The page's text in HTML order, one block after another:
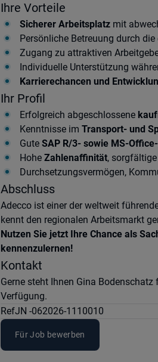
Ihre Vorteile
Sicherer Arbeitsplatz mit
Persönliche Betreuung durch die
Zugang zu attraktiven
Individuelle Unterstützung
Karrierechancen und
Ihr Profil
Erfolgreich abgeschlossene
Kenntnisse im Transport- und
Gute SAP R/3- sowie MS-
Hohe Zahlenaffinität,
Durchsetzungsvermögen,
Abschluss
Adecco ist einer der weltweit
kennt den regionalen Arbeitsmarkt
Nutzen Sie jetzt Ihre Chance als
kennenzulernen!
Kontakt
Gerne steht Ihnen Gina
Verfügung.
RefJN -062026-1110010
Für Job bewerben